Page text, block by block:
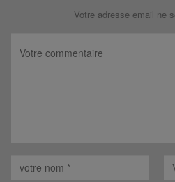
Votre adresse email ne